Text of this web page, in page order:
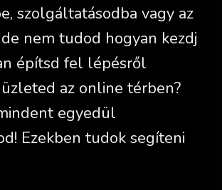
szolgáltatásodba vagy az
nem tudod hogyan kezdj
építsd fel lépésről
az online térben?
egyedül
Ezekben tudok segíteni